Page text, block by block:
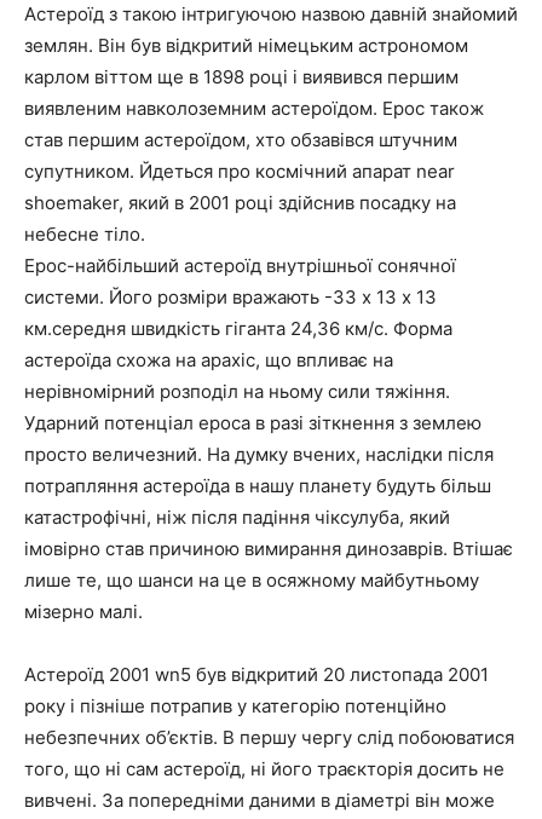
Астероїд з такою інтригуючою назвою давній знайомий
землян. Він був відкритий німецьким астрономом
карлом віттом ще в 1898 році і виявився першим
виявленим навколоземним астероїдом. Ерос також
став першим астероїдом, хто обзавівся штучним
супутником. Йдеться про космічний апарат near
shoemaker, який в 2001 році здійснив посадку на
небесне тіло.
Ерос-найбільший астероїд внутрішньої сонячної
системи. Його розміри вражають -33 х 13 х 13
км.середня швидкість гіганта 24,36 км/с. Форма
астероїда схожа на арахіс, що впливає на
нерівномірний розподіл на ньому сили тяжіння.
Ударний потенціал ероса в разі зіткнення з землею
просто величезний. На думку вчених, наслідки після
потрапляння астероїда в нашу планету будуть більш
катастрофічні, ніж після падіння чіксулуба, який
імовірно став причиною вимирання динозаврів. Втішає
лише те, що шанси на це в осяжному майбутньому
мізерно малі.
Астероїд 2001 wn5 був відкритий 20 листопада 2001
року і пізніше потрапив у категорію потенційно
небезпечних об’єктів. В першу чергу слід побоюватися
того, що ні сам астероїд, ні його траєкторія досить не
вивчені. За попередніми даними в діаметрі він може